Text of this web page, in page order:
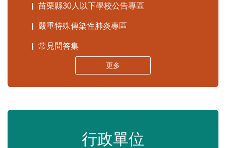
苗栗縣30人以下學校公告專區
嚴重特殊傳染性肺炎專區
常見問答集
更多
行政單位